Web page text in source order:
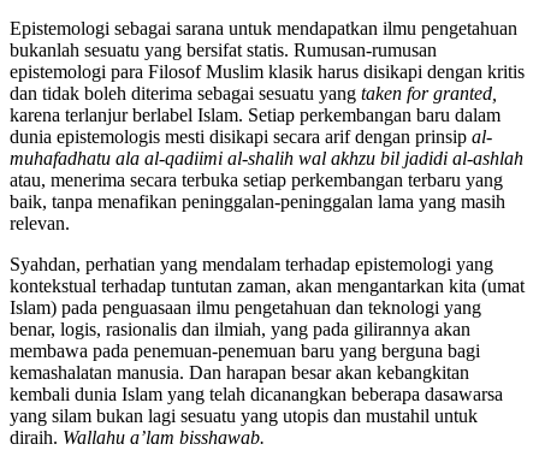
Epistemologi sebagai sarana untuk mendapatkan ilmu pengetahuan
bukanlah sesuatu yang bersifat statis. Rumusan-rumusan
epistemologi para Filosof Muslim klasik harus disikapi dengan kritis
dan tidak boleh diterima sebagai sesuatu yang taken for granted,
karena terlanjur berlabel Islam. Setiap perkembangan baru dalam
dunia epistemologis mesti disikapi secara arif dengan prinsip al-
muhafadhatu ala al-qadiimi al-shalih wal akhzu bil jadidi al-ashlah
atau, menerima secara terbuka setiap perkembangan terbaru yang
baik, tanpa menafikan peninggalan-peninggalan lama yang masih
relevan.
Syahdan, perhatian yang mendalam terhadap epistemologi yang
kontekstual terhadap tuntutan zaman, akan mengantarkan kita (umat
Islam) pada penguasaan ilmu pengetahuan dan teknologi yang
benar, logis, rasionalis dan ilmiah, yang pada gilirannya akan
membawa pada penemuan-penemuan baru yang berguna bagi
kemashalatan manusia. Dan harapan besar akan kebangkitan
kembali dunia Islam yang telah dicanangkan beberapa dasawarsa
yang silam bukan lagi sesuatu yang utopis dan mustahil untuk
diraih. Wallahu a’lam bisshawab.